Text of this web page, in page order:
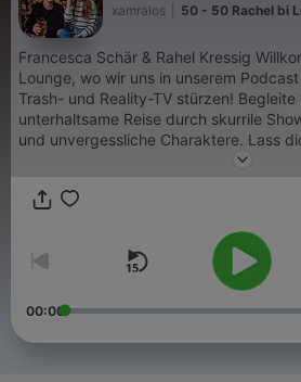
xamralos 50 - 50 Rachel bi
Francesca Schär & Rahel Kressig Willkommen in der Hospitium
Lounge, wo wir uns in unserem
Trash- und Reality-TV stürzen! Begleite
unterhaltsame Reise durch skurrile
und unvergessliche Charaktere. Lass
humorvollen Blick auf die Welt des
Unterhaltung.
00:00